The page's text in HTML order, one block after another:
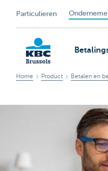
Particulieren
KBC
Home Product Betalen en